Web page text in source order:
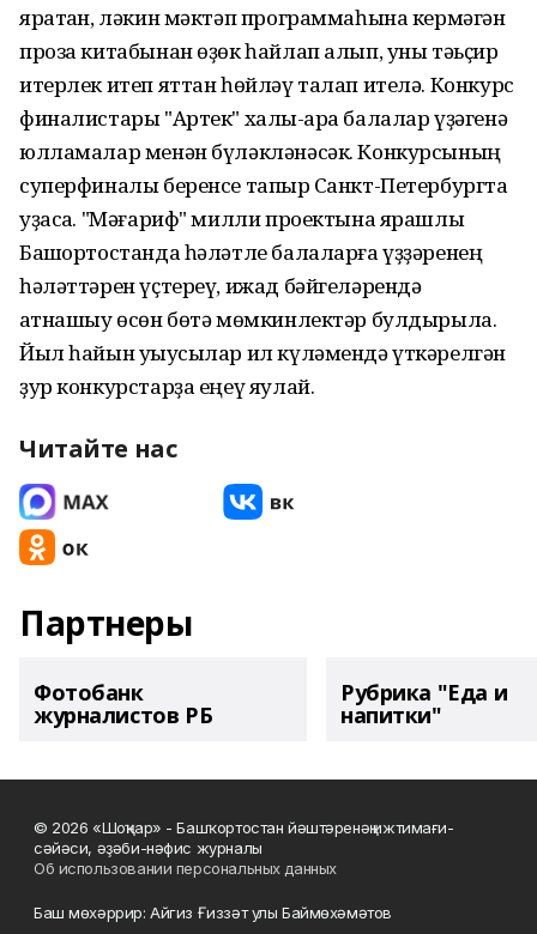
яратҡан, ләкин мәктәп программаһына кермәгән
проза китабынан өҙөк һайлап алып, уны тәьҫир
итерлек итеп яттан һөйләү талап ителә. Конкурс
финалистары "Артек" халыҡ-ара балалар үҙәгенә
юлламалар менән бүләкләнәсәк. Конкурсының
суперфиналы беренсе тапҡыр Санкт-Петербургта
уҙасаҡ. "Мәғариф" милли проектына ярашлы
Башҡортостанда һәләтле балаларға үҙҙәренең
һәләттәрен үҫтереү, ижад бәйгеләрендә
ҡатнашыу өсөн бөтә мөмкинлектәр булдырыла.
Йыл һайын уҡыусылар ил күләмендә үткәрелгән
ҙур конкурстарҙа еңеү яулай.
Читайте нас
Партнеры
Фотобанк
журналистов РБ
Рубрика "Еда и
напитки"
© 2026 «Шоңҡар» - Башҡортостан йәштәренәң ижтимағи-
сәйәси, әҙәби-нәфис журналы
Об использовании персональных данных
Баш мөхәррир: Айгиз Ғиззәт улы Баймөхәмәтов